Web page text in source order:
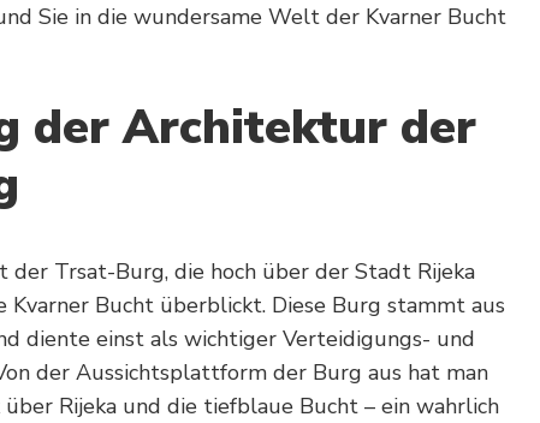
Sie in die wundersame Welt der Kvarner Bucht
der Architektur der
der Trsat-Burg, die hoch über der Stadt Rijeka
Bucht überblickt. Diese Burg stammt aus
diente einst als wichtiger Verteidigungs- und
der Aussichtsplattform der Burg aus hat man
über Rijeka und die tiefblaue Bucht – ein wahrlich